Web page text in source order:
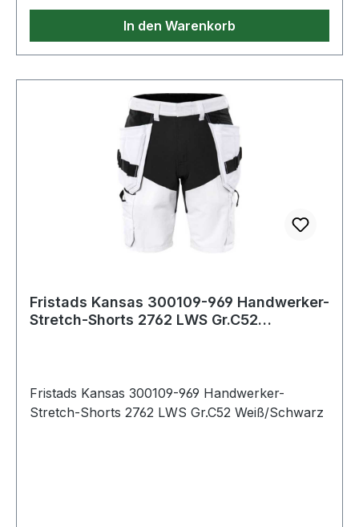
In den Warenkorb
Fristads Kansas 300109-969 Handwerker-
Stretch-Shorts 2762 LWS Gr.C52
Fristads Kansas 300109-969 Handwerker-
Stretch-Shorts 2762 LWS Gr.C52 Weiß/Schwarz